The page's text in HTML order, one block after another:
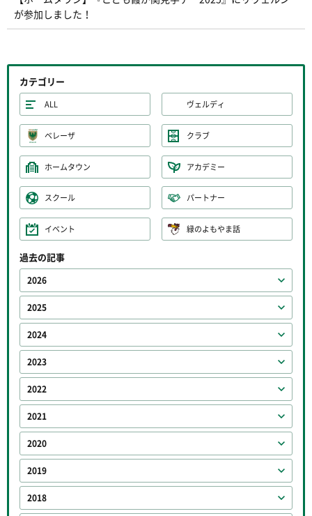
が参加しました！
カテゴリー
ALL ヴェルディ
ベレーザ クラブ
ホームタウン アカデミー
スクール パートナー
イベント 緑のよもやま話
過去の記事
2026
2025
2024
2023
2022
2021
2020
2019
2018